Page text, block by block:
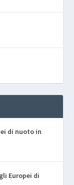
di nuoto in
Europei di